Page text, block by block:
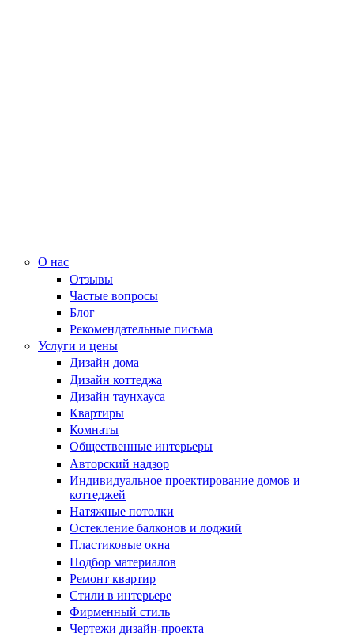
О нас
Отзывы
Частые вопросы
Блог
Рекомендательные письма
Услуги и цены
Дизайн дома
Дизайн коттеджа
Дизайн таунхауса
Квартиры
Комнаты
Общественные интерьеры
Авторский надзор
Индивидуальное проектирование домов и
коттеджей
Натяжные потолки
Остекление балконов и лоджий
Пластиковые окна
Подбор материалов
Ремонт квартир
Стили в интерьере
Фирменный стиль
Чертежи дизайн-проекта